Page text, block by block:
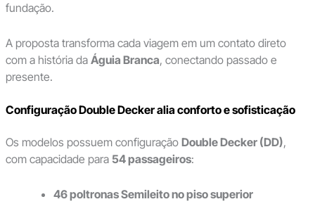
fundação.
A proposta transforma cada viagem em um contato direto
com a história da Águia Branca, conectando passado e
presente.
Configuração Double Decker alia conforto e sofisticação
Os modelos possuem configuração Double Decker (DD),
com capacidade para 54 passageiros:
46 poltronas Semileito no piso superior